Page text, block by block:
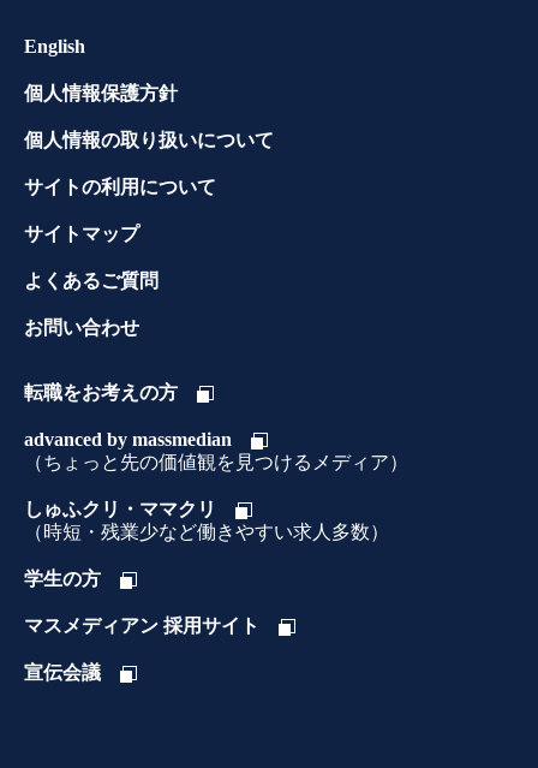
English
個人情報保護方針
個人情報の取り扱いについて
サイトの利用について
サイトマップ
よくあるご質問
お問い合わせ
転職をお考えの方
advanced by massmedian
（ちょっと先の価値観を見つけるメディア）
しゅふクリ・ママクリ
（時短・残業少など働きやすい求人多数）
学生の方
マスメディアン 採用サイト
宣伝会議